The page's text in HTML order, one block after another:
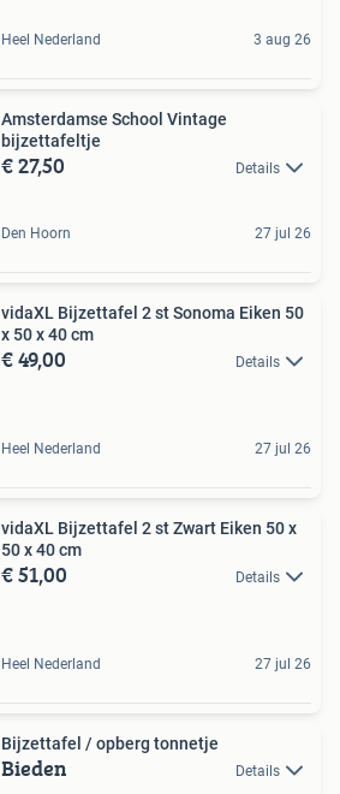
Heel Nederland 3 aug 26
Amsterdamse School Vintage
bijzettafeltje
€ 27,50 Details
Den Hoorn 27 jul 26
vidaXL Bijzettafel 2 st Sonoma Eiken 50
x 50 x 40 cm
€ 49,00 Details
Heel Nederland 27 jul 26
vidaXL Bijzettafel 2 st Zwart Eiken 50 x
50 x 40 cm
€ 51,00 Details
Heel Nederland 27 jul 26
Bijzettafel / opberg tonnetje
Bieden Details